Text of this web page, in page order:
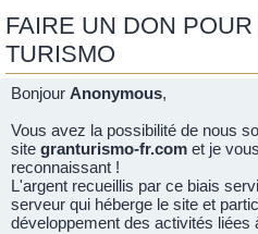
ESPORT
FAIRE UN DON
TURISMO
Bonjour Anonymous,
Vous avez la possibilité de nous
site granturismo-fr.com et je
reconnaissant !
L'argent recueillis par ce biais
serveur qui héberge le site et
développement des activités liées